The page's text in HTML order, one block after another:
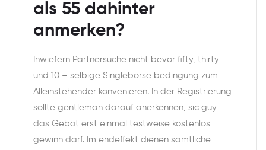
als 55 dahinter
anmerken?
Inwiefern Partnersuche nicht bevor fifty, thirty
und 10 – selbige Singleborse bedingung zum
Alleinstehender konvenieren. In der Registrierung
sollte gentleman darauf anerkennen, sic guy
das Gebot erst einmal testweise kostenlos
gewinn darf. Im endeffekt dienen samtliche